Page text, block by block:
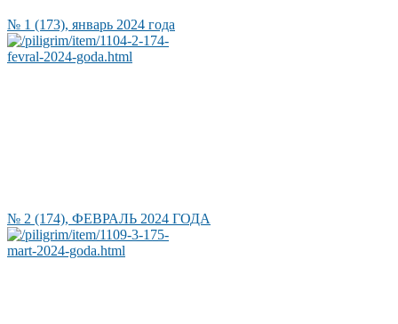
№ 1 (173), январь 2024 года
№ 2 (174), ФЕВРАЛЬ 2024 ГОДА